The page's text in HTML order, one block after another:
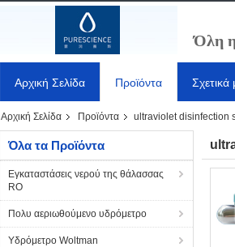
Όλη η
Αρχική Σελίδα Προϊόντα Σχετικά
Αρχική Σελίδα Προϊόντα ultraviolet disinfection
Όλα τα Προϊόντα
Εγκαταστάσεις νερού της θάλασσας
RO
Πολυ αεριωθούμενο υδρόμετρο
Υδρόμετρο Woltman